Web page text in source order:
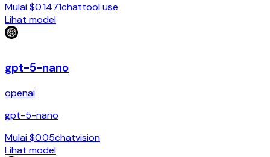
Mulai $0.1471chattool use
Lihat model
gpt-5-nano
openai
gpt-5-nano
Mulai $0.05chatvision
Lihat model